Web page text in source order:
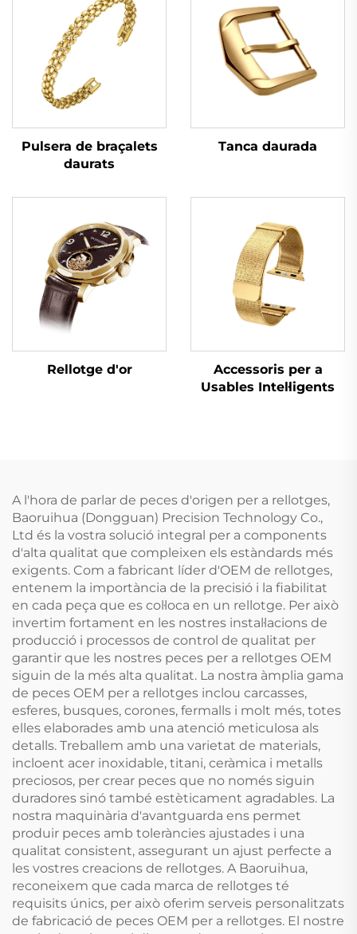
Pulsera de braçalets
daurats
Tanca daurada
Rellotge d'or
Accessoris per a
Usables Intel·ligents
A l'hora de parlar de peces d'origen per a rellotges,
Baoruihua (Dongguan) Precision Technology Co.,
Ltd és la vostra solució integral per a components
d'alta qualitat que compleixen els estàndards més
exigents. Com a fabricant líder d'OEM de rellotges,
entenem la importància de la precisió i la fiabilitat
en cada peça que es col·loca en un rellotge. Per això
invertim fortament en les nostres instal·lacions de
producció i processos de control de qualitat per
garantir que les nostres peces per a rellotges OEM
siguin de la més alta qualitat. La nostra àmplia gama
de peces OEM per a rellotges inclou carcasses,
esferes, busques, corones, fermalls i molt més, totes
elles elaborades amb una atenció meticulosa als
detalls. Treballem amb una varietat de materials,
incloent acer inoxidable, titani, ceràmica i metalls
preciosos, per crear peces que no només siguin
duradores sinó també estèticament agradables. La
nostra maquinària d'avantguarda ens permet
produir peces amb toleràncies ajustades i una
qualitat consistent, assegurant un ajust perfecte a
les vostres creacions de rellotges. A Baoruihua,
reconeixem que cada marca de rellotges té
requisits únics, per això oferim serveis personalitzats
de fabricació de peces OEM per a rellotges. El nostre